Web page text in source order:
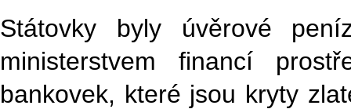
Státovky byly úvěrové
ministerstvem financí
bankovek, které jsou kryty